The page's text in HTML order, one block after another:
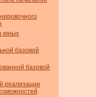
юных
базовой
базовой
реализации